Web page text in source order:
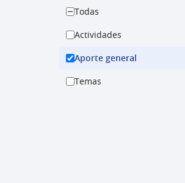
Todas
Actividades
Aporte general
Temas